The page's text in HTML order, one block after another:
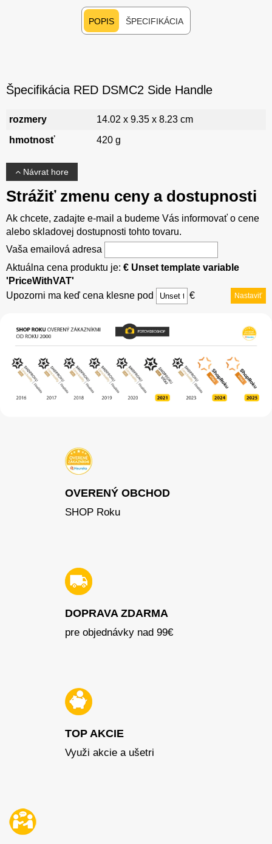
POPIS ŠPECIFIKÁCIA
Špecifikácia RED DSMC2 Side Handle
rozmery
14.02 x 9.35 x 8.23 cm
hmotnosť
420 g
Návrat hore
Strážiť zmenu ceny a dostupnosti
Ak chcete, zadajte e-mail a budeme Vás informovať o cene
alebo skladovej dostupnosti tohto tovaru.
Vaša emailová adresa
Aktuálna cena produktu je: € Unset template variable
'PriceWithVAT'
Upozorni ma keď cena klesne pod
€ Nastaviť
OVERENÝ OBCHOD
SHOP Roku
DOPRAVA ZDARMA
pre objednávky nad 99€
TOP AKCIE
Využi akcie a ušetri